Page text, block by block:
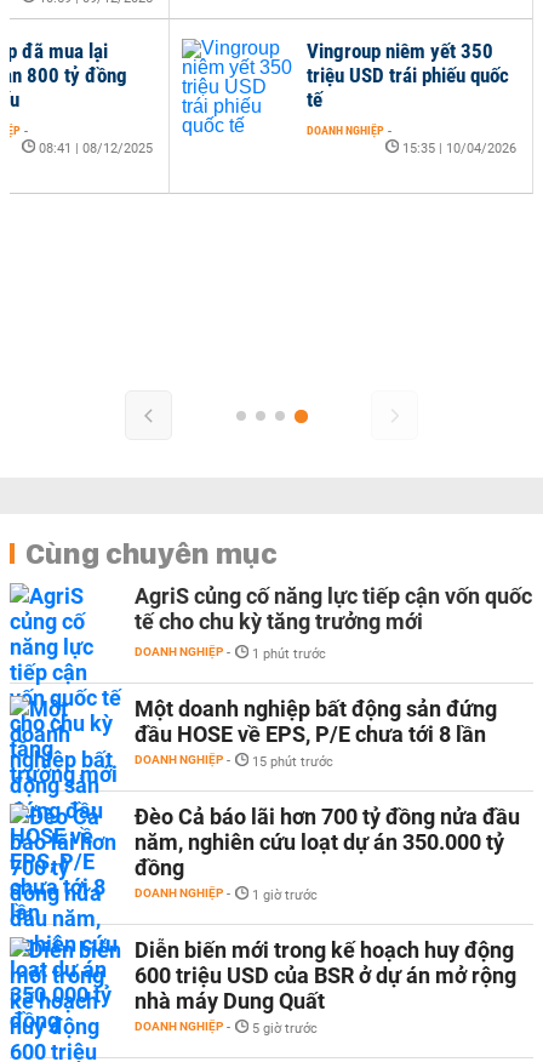
Vingroup niêm yết 350
triệu USD trái phiếu quốc
tế
DOANH NGHIỆP -
15:35 | 10/04/2026
đã mua lại
800 tỷ đồng
-
08:41 | 08/12/2025
Cùng chuyên mục
AgriS củng cố năng lực tiếp cận vốn quốc
tế cho chu kỳ tăng trưởng mới
DOANH NGHIỆP - 1 phút trước
Một doanh nghiệp bất động sản đứng
đầu HOSE về EPS, P/E chưa tới 8 lần
DOANH NGHIỆP - 15 phút trước
Đèo Cả báo lãi hơn 700 tỷ đồng nửa đầu
năm, nghiên cứu loạt dự án 350.000 tỷ
đồng
DOANH NGHIỆP - 1 giờ trước
Diễn biến mới trong kế hoạch huy động
600 triệu USD của BSR ở dự án mở rộng
nhà máy Dung Quất
DOANH NGHIỆP - 5 giờ trước